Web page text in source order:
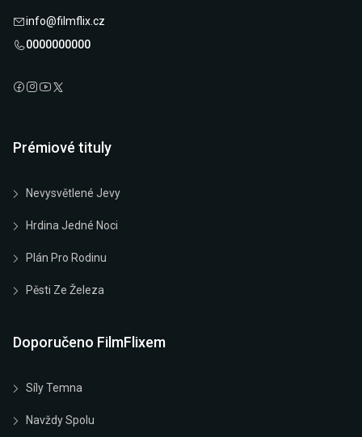
info@filmflix.cz
0000000000
Prémiové tituly
Nevysvětlené Jevy
Hrdina Jedné Noci
Plán Pro Rodinu
Pěsti Ze Železa
Doporučeno FilmFlixem
Síly Temna
Navždy Spolu